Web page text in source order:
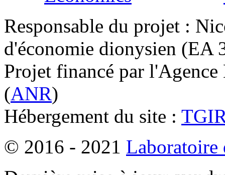
Responsable du projet :
d'économie dionysien
Projet financé par l'Agence
(ANR)
Hébergement du site :
© 2016 - 2021 Laboratoire